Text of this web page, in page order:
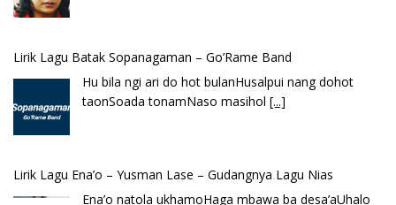
Lirik Lagu Batak Sopanagaman – Go’Rame Band
Hu bila ngi ari do hot bulanHusalpui nang dohot
taonSoada tonamNaso masihol [...]
Lirik Lagu Ena’o – Yusman Lase – Gudangnya Lagu Nias
Ena’o natola ukhamoHaga mbawa ba desa’aUhalo